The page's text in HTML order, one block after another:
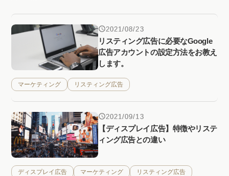
2021/08/23
リスティング広告に必要なGoogle
広告アカウントの設定方法をお教え
します。
マーケティング リスティング広告
2021/09/13
【ディスプレイ広告】特徴やリステ
ィング広告との違い
ディスプレイ広告 マーケティング リスティング広告